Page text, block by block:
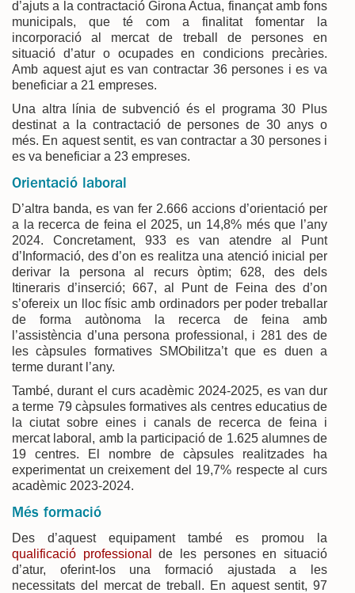
d’ajuts a la contractació Girona Actua, finançat amb fons
municipals, que té com a finalitat fomentar la
incorporació al mercat de treball de persones en
situació d’atur o ocupades en condicions precàries.
Amb aquest ajut es van contractar 36 persones i es va
beneficiar a 21 empreses.
Una altra línia de subvenció és el programa 30 Plus
destinat a la contractació de persones de 30 anys o
més. En aquest sentit, es van contractar a 30 persones i
es va beneficiar a 23 empreses.
Orientació laboral
D’altra banda, es van fer 2.666 accions d’orientació per
a la recerca de feina el 2025, un 14,8% més que l’any
2024. Concretament, 933 es van atendre al Punt
d’Informació, des d’on es realitza una atenció inicial per
derivar la persona al recurs òptim; 628, des dels
Itineraris d’inserció; 667, al Punt de Feina des d’on
s’ofereix un lloc físic amb ordinadors per poder treballar
de forma autònoma la recerca de feina amb
l’assistència d’una persona professional, i 281 des de
les càpsules formatives SMObilitza’t que es duen a
terme durant l’any.
També, durant el curs acadèmic 2024-2025, es van dur
a terme 79 càpsules formatives als centres educatius de
la ciutat sobre eines i canals de recerca de feina i
mercat laboral, amb la participació de 1.625 alumnes de
19 centres. El nombre de càpsules realitzades ha
experimentat un creixement del 19,7% respecte al curs
acadèmic 2023-2024.
Més formació
Des d’aquest equipament també es promou la
qualificació professional
de les persones en situació
d’atur, oferint-los una formació ajustada a les
necessitats del mercat de treball. En aquest sentit, 97